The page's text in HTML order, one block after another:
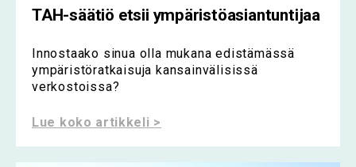
TAH-säätiö etsii ympäristöasiantuntijaa
Innostaako sinua olla mukana edistämässä
ympäristöratkaisuja kansainvälisissä
verkostoissa?
Lue koko artikkeli >